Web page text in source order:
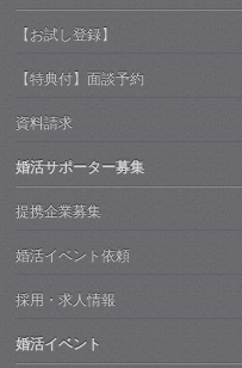
【お試し登録】
【特典付】面談予約
資料請求
婚活サポーター募集
提携企業募集
婚活イベント依頼
採用・求人情報
婚活イベント